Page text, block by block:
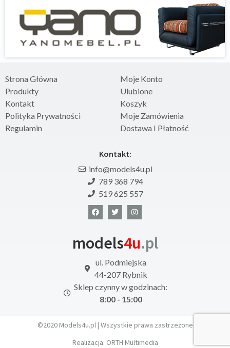
Strona Główna
Produkty
Kontakt
Polityka Prywatności
Regulamin
Moje Konto
Ulubione
Koszyk
Moje Zamówienia
Dostawa I Płatność
Kontakt:
info@models4u.pl
789 368 794
519 625 557
models4u.pl
ul. Podmiejska
44-207 Rybnik
Sklep czynny w godzinach:
8:00 - 15:00
©2020 Models4u.pl | Wszystkie prawa zastrzeżone
Realizacja: ORTH Multimedia